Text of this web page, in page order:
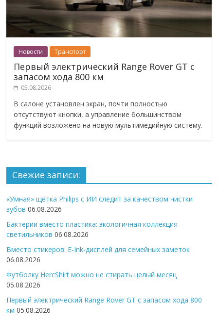
Новости Транспорт
Первый электрический Range Rover GT с
запасом хода 800 км
05.08.2026
В салоне установлен экран, почти полностью
отсутствуют кнопки, а управление большинством
функций возложено на новую мультимедийную систему.
Свежие записи:
«Умная» щётка Philips с ИИ следит за качеством чистки
зубов 06.08.2026
Бактерии вместо пластика: экологичная коллекция
светильников 06.08.2026
Вместо стикеров: E-Ink-дисплей для семейных заметок
06.08.2026
Футболку HercShirt можно не стирать целый месяц
05.08.2026
Первый электрический Range Rover GT с запасом хода 800
км 05.08.2026